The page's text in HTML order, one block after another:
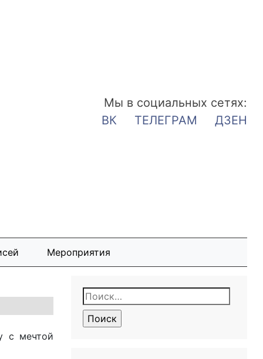
Мы в социальных сетях:
ВК
ТЕЛЕГРАМ ДЗЕН
Мероприятия
с мечтой
Найти: